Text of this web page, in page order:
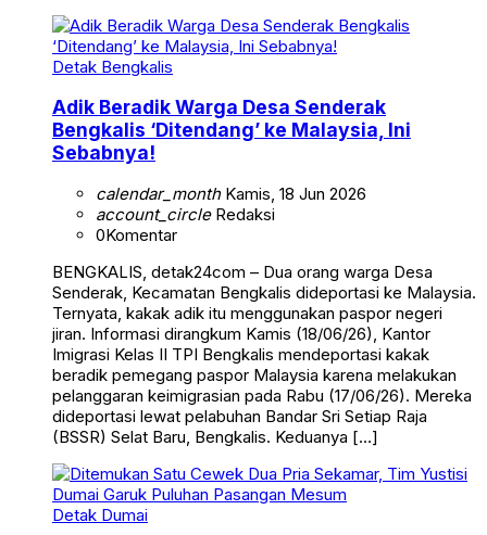
Detak Bengkalis
Adik Beradik Warga Desa Senderak
Bengkalis ‘Ditendang’ ke Malaysia, Ini
Sebabnya!
calendar_monthKamis, 18 Jun 2026
account_circleRedaksi
0Komentar
BENGKALIS, detak24com – Dua orang warga Desa
Senderak, Kecamatan Bengkalis dideportasi ke Malaysia.
Ternyata, kakak adik itu menggunakan paspor negeri
jiran. Informasi dirangkum Kamis (18/06/26), Kantor
Imigrasi Kelas II TPI Bengkalis mendeportasi kakak
beradik pemegang paspor Malaysia karena melakukan
pelanggaran keimigrasian pada Rabu (17/06/26). Mereka
dideportasi lewat pelabuhan Bandar Sri Setiap Raja
(BSSR) Selat Baru, Bengkalis. Keduanya […]
Detak Dumai